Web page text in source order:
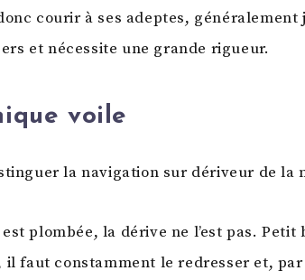
courir à ses adeptes,
et nécessite une grande rigueur.
voile
la navigation sur dériveur de la
plombée, la dérive ne l’est pas.
il faut constamment le redresser et,